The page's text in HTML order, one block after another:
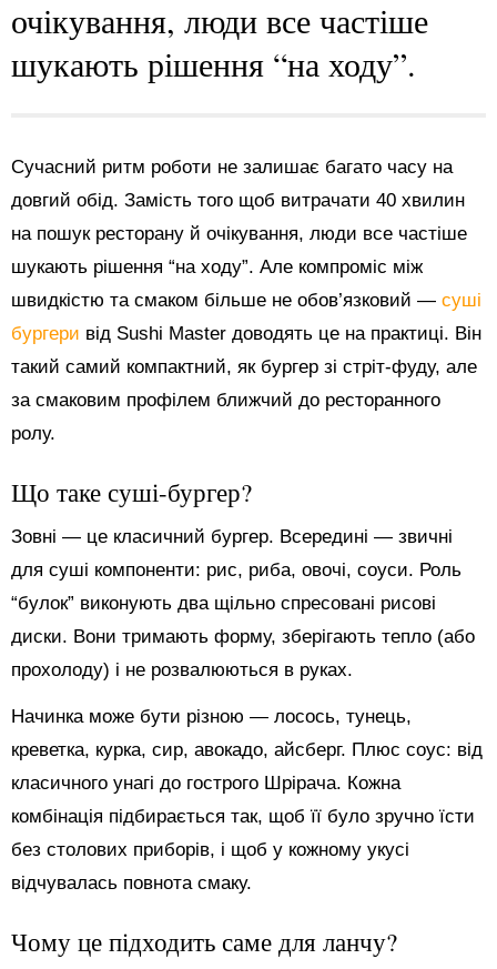
очікування, люди все частіше
шукають рішення “на ходу”.
Сучасний ритм роботи не залишає багато часу на
довгий обід. Замість того щоб витрачати 40 хвилин
на пошук ресторану й очікування, люди все частіше
шукають рішення “на ходу”. Але компроміс між
швидкістю та смаком більше не обов’язковий — суші
бургери від Sushi Master доводять це на практиці. Він
такий самий компактний, як бургер зі стріт-фуду, але
за смаковим профілем ближчий до ресторанного
ролу.
Що таке суші-бургер?
Зовні — це класичний бургер. Всередині — звичні
для суші компоненти: рис, риба, овочі, соуси. Роль
“булок” виконують два щільно спресовані рисові
диски. Вони тримають форму, зберігають тепло (або
прохолоду) і не розвалюються в руках.
Начинка може бути різною — лосось, тунець,
креветка, курка, сир, авокадо, айсберг. Плюс соус: від
класичного унагі до гострого Шрірача. Кожна
комбінація підбирається так, щоб її було зручно їсти
без столових приборів, і щоб у кожному укусі
відчувалась повнота смаку.
Чому це підходить саме для ланчу?